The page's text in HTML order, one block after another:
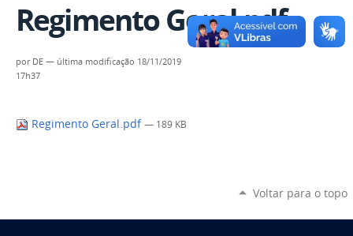
Regimento Geral.pdf
por DE — última modificação 18/11/2019
17h37
Regimento Geral.pdf — 189 KB
Voltar para o topo